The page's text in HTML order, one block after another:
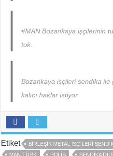
#MAN Bozankaya işçilerinin
tok.
Bozankaya işçileri sendika ile
kalıcı haklar istiyor.
Etiket BIRLEŞIK METAL İŞÇILERI
MAN TÜRK
POLIS SENDIKA